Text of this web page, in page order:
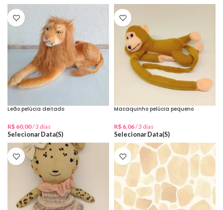
Leão pelúcia deitado
R$ 60,00/ 3 dias
Selecionar Data(s)
Macaquinho pelúcia pequeno
R$ 6,06/ 3 dias
Selecionar Data(s)